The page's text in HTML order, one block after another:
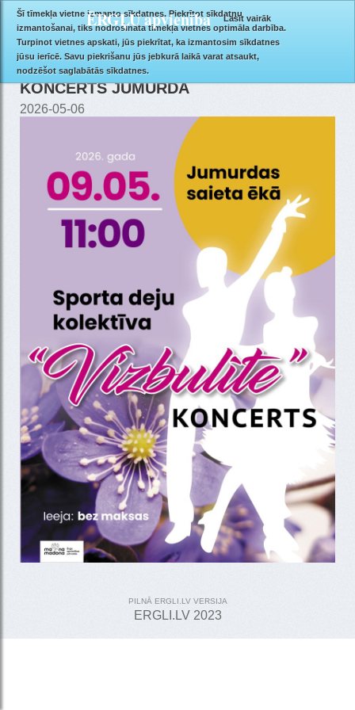
Šī tīmekļa vietne izmanto sīkdatnes. Piekrītot sīkdatņu
izmantošanai, tiks nodrošināta tīmekļa vietnes optimāla darbība.
Turpinot vietnes apskati, jūs piekrītat, ka izmantosim sīkdatnes
jūsu ierīcē. Savu piekrišanu jūs jebkurā laikā varat atsaukt,
nodzēšot saglabātās sīkdatnes.
Lasīt vairāk
ĒRGĻU apvienība
SPORTA DEJU KOLEKTĪVA "VIZBULĪTE"
KONCERTS JUMURDĀ
2026-05-06
PILNĀ ERGLI.LV VERSIJA
ERGLI.LV 2023